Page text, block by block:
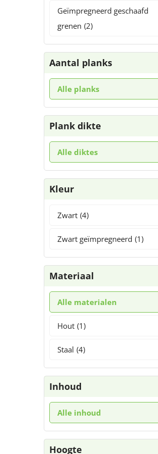
Geïmpregneerd geschaafd
grenen (2)
Aantal planks
Alle planks
Plank dikte
Alle diktes
Kleur
Zwart (4)
Zwart geïmpregneerd (1)
Materiaal
Alle materialen
Hout (1)
Staal (4)
Inhoud
Alle inhoud
Hoogte